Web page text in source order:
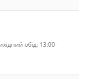
обід: 13:00 –